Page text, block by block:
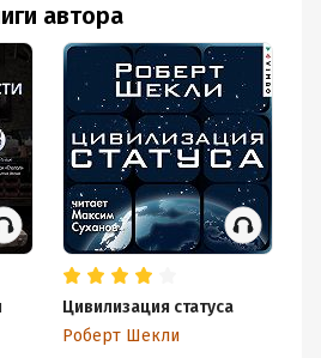
автора
Цивилизация статуса
Роберт Шекли